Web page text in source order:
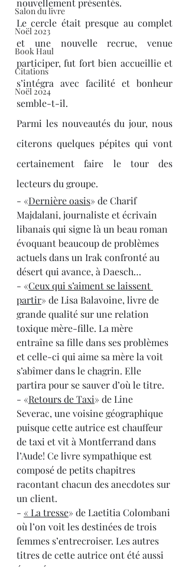
Salon du livre
Noël 2023
Book Haul
Citations
Noël 2024
nouvellement présentés.
Le cercle était presque au complet
et une nouvelle recrue, venue
participer, fut fort bien accueillie et
s’intégra avec facilité et bonheur
semble-t-il.
Parmi les nouveautés du jour, nous
citerons quelques pépites qui vont
certainement faire le tour des
lecteurs du groupe.
- «Dernière oasis» de Charif
Majdalani, journaliste et écrivain
libanais qui signe là un beau roman
évoquant beaucoup de problèmes
actuels dans un Irak confronté au
désert qui avance, à Daesch…
- «Ceux qui s’aiment se laissent
partir» de Lisa Balavoine, livre de
grande qualité sur une relation
toxique mère-fille. La mère
entraîne sa fille dans ses problèmes
et celle-ci qui aime sa mère la voit
s’abîmer dans le chagrin. Elle
partira pour se sauver d’où le titre.
- «Retours de Taxi» de Line
Severac, une voisine géographique
puisque cette autrice est chauffeur
de taxi et vit à Montferrand dans
l’Aude! Ce livre sympathique est
composé de petits chapitres
racontant chacun des anecdotes sur
un client.
- « La tresse» de Laetitia Colombani
où l’on voit les destinées de trois
femmes s’entrecroiser. Les autres
titres de cette autrice ont été aussi